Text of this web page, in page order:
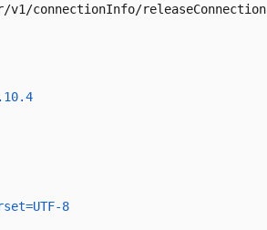
v1/connectionInfo/releaseConnection
8